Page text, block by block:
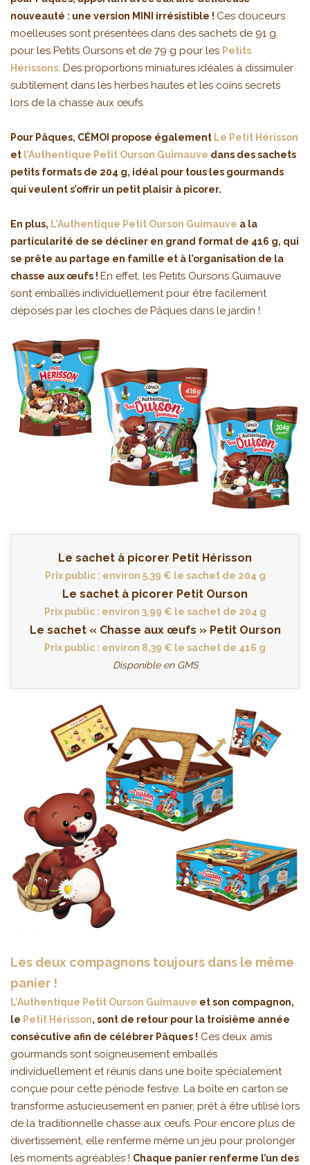
nouveauté : une version MINI irrésistible ! Ces douceurs
moelleuses sont présentées dans des sachets de 91 g
pour les Petits Oursons et de 79 g pour les Petits
Hérissons. Des proportions miniatures idéales à dissimuler
subtilement dans les herbes hautes et les coins secrets
lors de la chasse aux œufs.
Pour Pâques, CÉMOI propose également Le Petit Hérisson
et l’Authentique Petit Ourson Guimauve dans des sachets
petits formats de 204 g, idéal pour tous les gourmands
qui veulent s’offrir un petit plaisir à picorer.
En plus, L’Authentique Petit Ourson Guimauve a la
particularité de se décliner en grand format de 416 g, qui
se prête au partage en famille et à l’organisation de la
chasse aux œufs ! En effet, les Petits Oursons Guimauve
sont emballés individuellement pour être facilement
déposés par les cloches de Pâques dans le jardin !
Le sachet à picorer Petit Hérisson
Prix public : environ 5,39 € le sachet de 204 g
Le sachet à picorer Petit Ourson
Prix public : environ 3,99 € le sachet de 204 g
Le sachet « Chasse aux œufs » Petit Ourson
Prix public : environ 8,39 € le sachet de 416 g
Disponible en GMS
Les deux compagnons toujours dans le même
panier !
L’Authentique Petit Ourson Guimauve et son compagnon,
le Petit Hérisson, sont de retour pour la troisième année
consécutive afin de célébrer Pâques ! Ces deux amis
gourmands sont soigneusement emballés
individuellement et réunis dans une boîte spécialement
conçue pour cette période festive. La boîte en carton se
transforme astucieusement en panier, prêt à être utilisé lors
de la traditionnelle chasse aux œufs. Pour encore plus de
divertissement, elle renferme même un jeu pour prolonger
les moments agréables ! Chaque panier renferme l’un des